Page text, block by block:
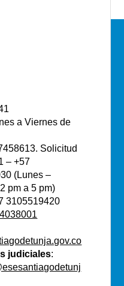
a Viernes de
Solicitud
– +57
(Lunes –
pm a 5 pm)
3105519420
judiciales: